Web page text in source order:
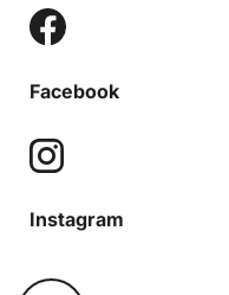
Facebook
Instagram